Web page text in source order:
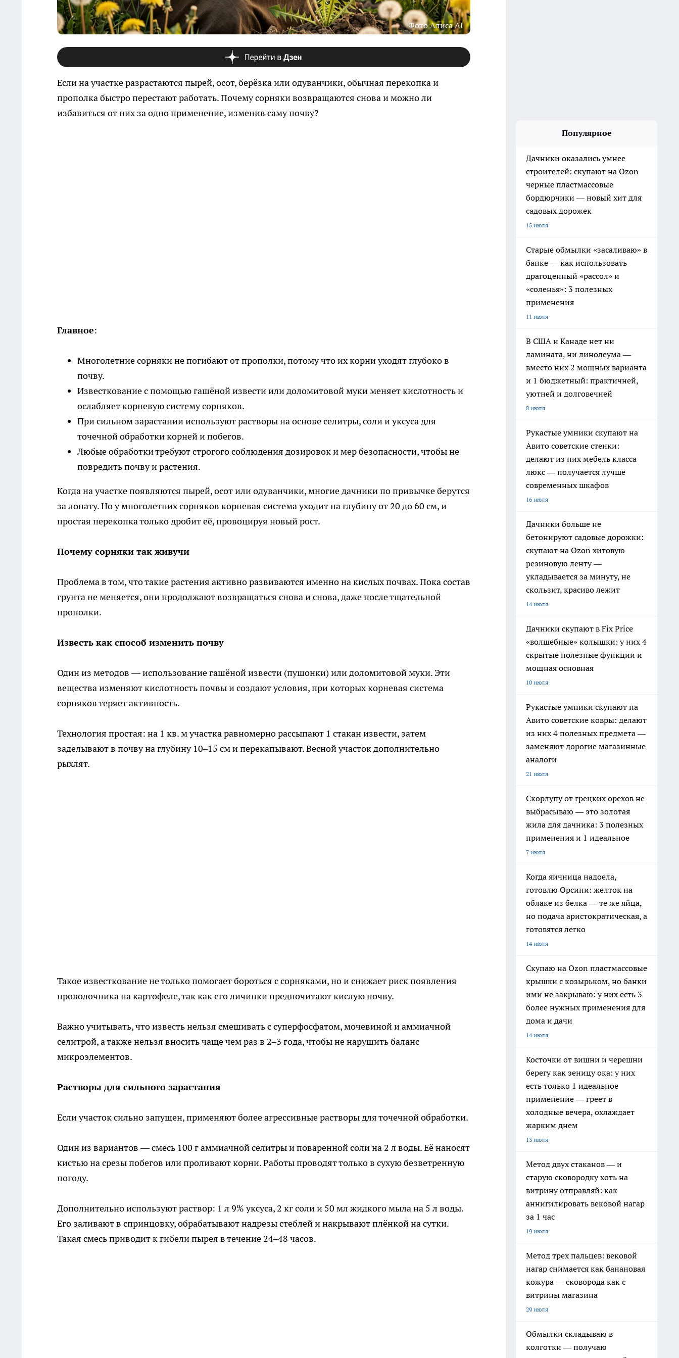
Фото Алиса AI
Если на участке разрастаются пырей, осот, берёзка или одуванчики, обычная перекопка и
прополка быстро перестают работать. Почему сорняки возвращаются снова и можно ли
избавиться от них за одно применение, изменив саму почву?
Главное:
Многолетние сорняки не погибают от прополки, потому что их корни уходят глубоко в
почву.
Известкование с помощью гашёной извести или доломитовой муки меняет кислотность и
ослабляет корневую систему сорняков.
При сильном зарастании используют растворы на основе селитры, соли и уксуса для
точечной обработки корней и побегов.
Любые обработки требуют строгого соблюдения дозировок и мер безопасности, чтобы не
повредить почву и растения.
Когда на участке появляются пырей, осот или одуванчики, многие дачники по привычке берутся
за лопату. Но у многолетних сорняков корневая система уходит на глубину от 20 до 60 см, и
простая перекопка только дробит её, провоцируя новый рост.
Почему сорняки так живучи
Проблема в том, что такие растения активно развиваются именно на кислых почвах. Пока состав
грунта не меняется, они продолжают возвращаться снова и снова, даже после тщательной
прополки.
Известь как способ изменить почву
Один из методов — использование гашёной извести (пушонки) или доломитовой муки. Эти
вещества изменяют кислотность почвы и создают условия, при которых корневая система
сорняков теряет активность.
Технология простая: на 1 кв. м участка равномерно рассыпают 1 стакан извести, затем
заделывают в почву на глубину 10–15 см и перекапывают. Весной участок дополнительно
рыхлят.
Такое известкование не только помогает бороться с сорняками, но и снижает риск появления
проволочника на картофеле, так как его личинки предпочитают кислую почву.
Важно учитывать, что известь нельзя смешивать с суперфосфатом, мочевиной и аммиачной
селитрой, а также нельзя вносить чаще чем раз в 2–3 года, чтобы не нарушить баланс
микроэлементов.
Растворы для сильного зарастания
Если участок сильно запущен, применяют более агрессивные растворы для точечной обработки.
Один из вариантов — смесь 100 г аммиачной селитры и поваренной соли на 2 л воды. Её наносят
кистью на срезы побегов или проливают корни. Работы проводят только в сухую безветренную
погоду.
Дополнительно используют раствор: 1 л 9% уксуса, 2 кг соли и 50 мл жидкого мыла на 5 л воды.
Его заливают в спринцовку, обрабатывают надрезы стеблей и накрывают плёнкой на сутки.
Такая смесь приводит к гибели пырея в течение 24–48 часов.
Популярное
Дачники оказались умнее
строителей: скупают на Ozon
черные пластмассовые
бордюрчики — новый хит для
садовых дорожек
15 июля
Старые обмылки «засаливаю» в
банке — как использовать
драгоценный «рассол» и
«соленья»: 3 полезных
применения
11 июля
В США и Канаде нет ни
ламината, ни линолеума —
вместо них 2 мощных варианта
и 1 бюджетный: практичней,
уютней и долговечней
8 июля
Рукастые умники скупают на
Авито советские стенки:
делают из них мебель класса
люкс — получается лучше
современных шкафов
16 июля
Дачники больше не
бетонируют садовые дорожки:
скупают на Ozon хитовую
резиновую ленту —
укладывается за минуту, не
скользит, красиво лежит
14 июля
Дачники скупают в Fix Price
«волшебные» колышки: у них 4
скрытые полезные функции и
мощная основная
10 июля
Рукастые умники скупают на
Авито советские ковры: делают
из них 4 полезных предмета —
заменяют дорогие магазинные
аналоги
21 июля
Скорлупу от грецких орехов не
выбрасываю — это золотая
жила для дачника: 3 полезных
применения и 1 идеальное
7 июля
Когда яичница надоела,
готовлю Орсини: желток на
облаке из белка — те же яйца,
но подача аристократическая, а
готовятся легко
14 июля
Скупаю на Ozon пластмассовые
крышки с козырьком, но банки
ими не закрываю: у них есть 3
более нужных применения для
дома и дачи
14 июля
Косточки от вишни и черешни
берегу как зеницу ока: у них
есть только 1 идеальное
применение — греет в
холодные вечера, охлаждает
жарким днем
13 июля
Метод двух стаканов — и
старую сковородку хоть на
витрину отправляй: как
аннигилировать вековой нагар
за 1 час
19 июля
Метод трех пальцев: вековой
нагар снимается как банановая
кожура — сковорода как с
витрины магазина
29 июля
Обмылки складываю в
колготки — получаю